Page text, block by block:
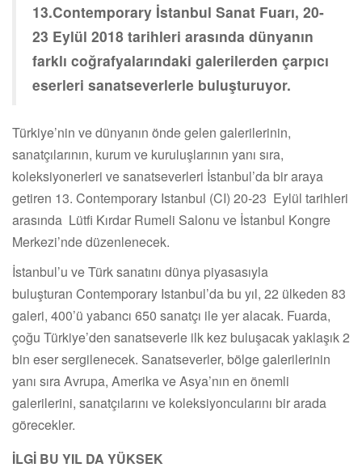
13.Contemporary İstanbul Sanat Fuarı, 20-
23 Eylül 2018 tarihleri arasında dünyanın
farklı coğrafyalarındaki galerilerden çarpıcı
eserleri sanatseverlerle buluşturuyor.
Türkiye’nin ve dünyanın önde gelen galerilerinin,
sanatçılarının, kurum ve kuruluşlarının yanı sıra,
koleksiyonerleri ve sanatseverleri İstanbul’da bir araya
getiren 13. Contemporary Istanbul (CI) 20-23 Eylül tarihleri
arasında Lütfi Kırdar Rumeli Salonu ve İstanbul Kongre
Merkezi’nde düzenlenecek.
İstanbul’u ve Türk sanatını dünya piyasasıyla
buluşturan Contemporary Istanbul’da bu yıl, 22 ülkeden 83
galeri, 400’ü yabancı 650 sanatçı ile yer alacak. Fuarda,
çoğu Türkiye’den sanatseverle ilk kez buluşacak yaklaşık 2
bin eser sergilenecek. Sanatseverler, bölge galerilerinin
yanı sıra Avrupa, Amerika ve Asya’nın en önemli
galerilerini, sanatçılarını ve koleksiyoncularını bir arada
görecekler.
İLGİ BU YIL DA YÜKSEK